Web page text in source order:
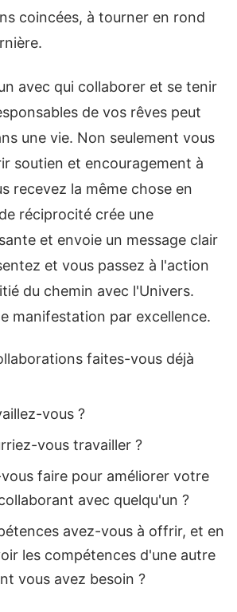
coincées, à tourner en rond
avec qui collaborer et se tenir
de vos rêves peut
une vie. Non seulement vous
soutien et encouragement à
recevez la même chose en
réciprocité crée une
et envoie un message clair
et vous passez à l'action
du chemin avec l'Univers.
manifestation par excellence.
faites-vous déjà
vous ?
vous travailler ?
faire pour améliorer votre
avec quelqu'un ?
avez-vous à offrir, et en
les compétences d'une autre
vous avez besoin ?